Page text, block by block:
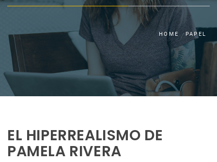
HOME PAPEL
EL HIPERREALISMO DE
PAMELA RIVERA